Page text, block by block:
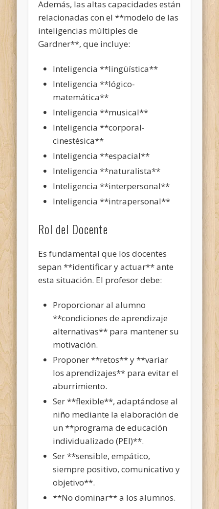
Además, las altas capacidades están
relacionadas con el **modelo de las
inteligencias múltiples de
Gardner**, que incluye:
Inteligencia **lingüística**
Inteligencia **lógico-
matemática**
Inteligencia **musical**
Inteligencia **corporal-
cinestésica**
Inteligencia **espacial**
Inteligencia **naturalista**
Inteligencia **interpersonal**
Inteligencia **intrapersonal**
Rol del Docente
Es fundamental que los docentes
sepan **identificar y actuar** ante
esta situación. El profesor debe:
Proporcionar al alumno
**condiciones de aprendizaje
alternativas** para mantener su
motivación.
Proponer **retos** y **variar
los aprendizajes** para evitar el
aburrimiento.
Ser **flexible**, adaptándose al
niño mediante la elaboración de
un **programa de educación
individualizado (PEI)**.
Ser **sensible, empático,
siempre positivo, comunicativo y
objetivo**.
**No dominar** a los alumnos.